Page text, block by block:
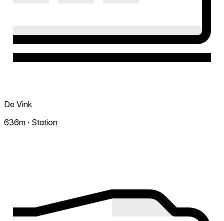
De Vink
636m · Station